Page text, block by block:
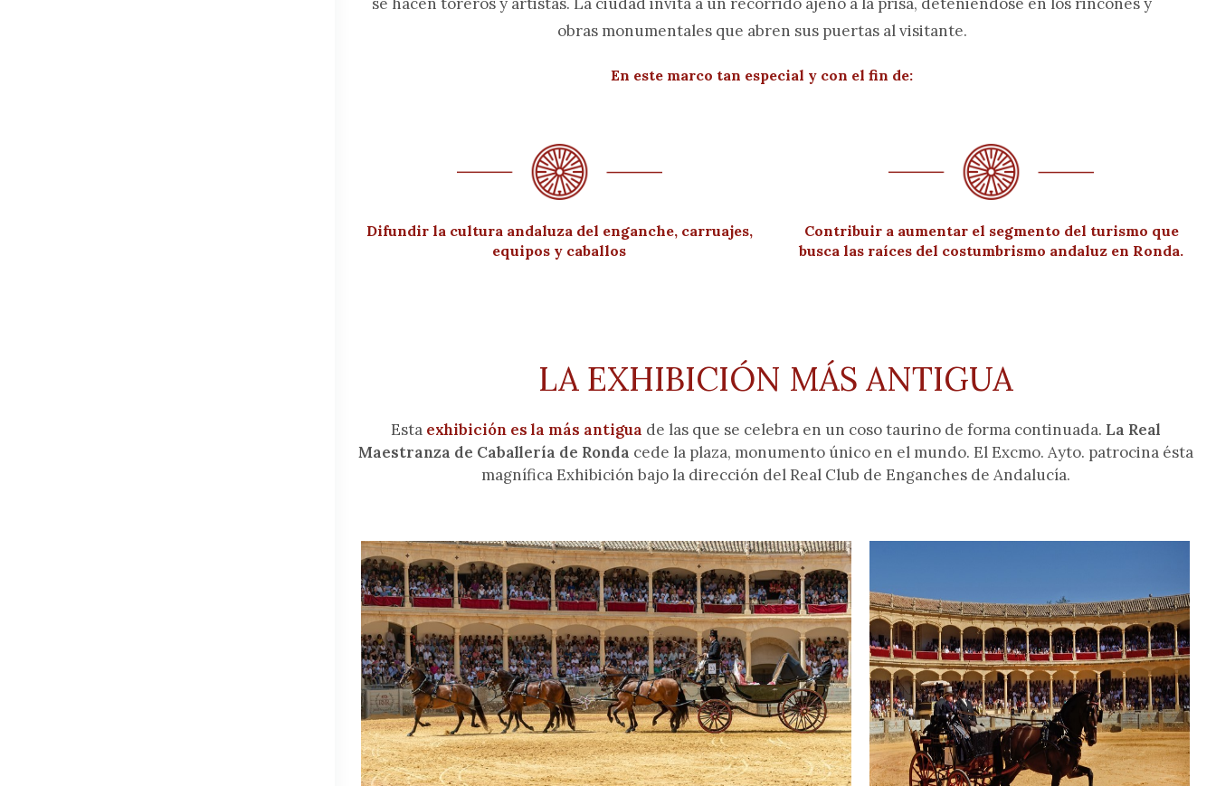
obras monumentales que abren sus puertas al visitante.
En este marco tan especial y con el fin de:
Difundir la cultura andaluza del enganche, carruajes,
equipos y caballos
Contribuir a aumentar el segmento del turismo que
busca las raíces del costumbrismo andaluz en Ronda.
LA EXHIBICIÓN MÁS ANTIGUA
Esta exhibición es la más antigua de las que se celebra en un coso taurino de forma continuada. La Real
Maestranza de Caballería de Ronda cede la plaza, monumento único en el mundo. El Excmo. Ayto. patrocina ésta
magnífica Exhibición bajo la dirección del Real Club de Enganches de Andalucía.